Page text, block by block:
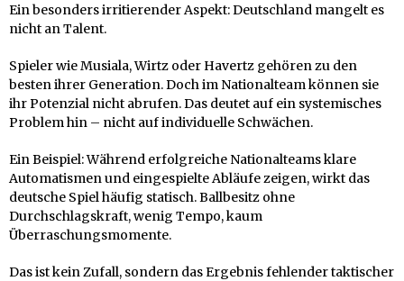
Ein besonders irritierender Aspekt: Deutschland mangelt es
nicht an Talent.
Spieler wie Musiala, Wirtz oder Havertz gehören zu den
besten ihrer Generation. Doch im Nationalteam können sie
ihr Potenzial nicht abrufen. Das deutet auf ein systemisches
Problem hin – nicht auf individuelle Schwächen.
Ein Beispiel: Während erfolgreiche Nationalteams klare
Automatismen und eingespielte Abläufe zeigen, wirkt das
deutsche Spiel häufig statisch. Ballbesitz ohne
Durchschlagskraft, wenig Tempo, kaum
Überraschungsmomente.
Das ist kein Zufall, sondern das Ergebnis fehlender taktischer